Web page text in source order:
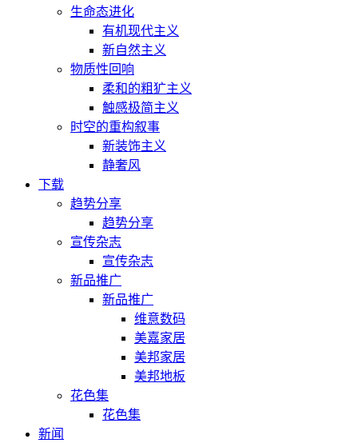
生命态进化
有机现代主义
新自然主义
物质性回响
柔和的粗犷主义
触感极简主义
时空的重构叙事
新装饰主义
静奢风
下载
趋势分享
趋势分享
宣传杂志
宣传杂志
新品推广
新品推广
维意数码
美嘉家居
美邦家居
美邦地板
花色集
花色集
新闻